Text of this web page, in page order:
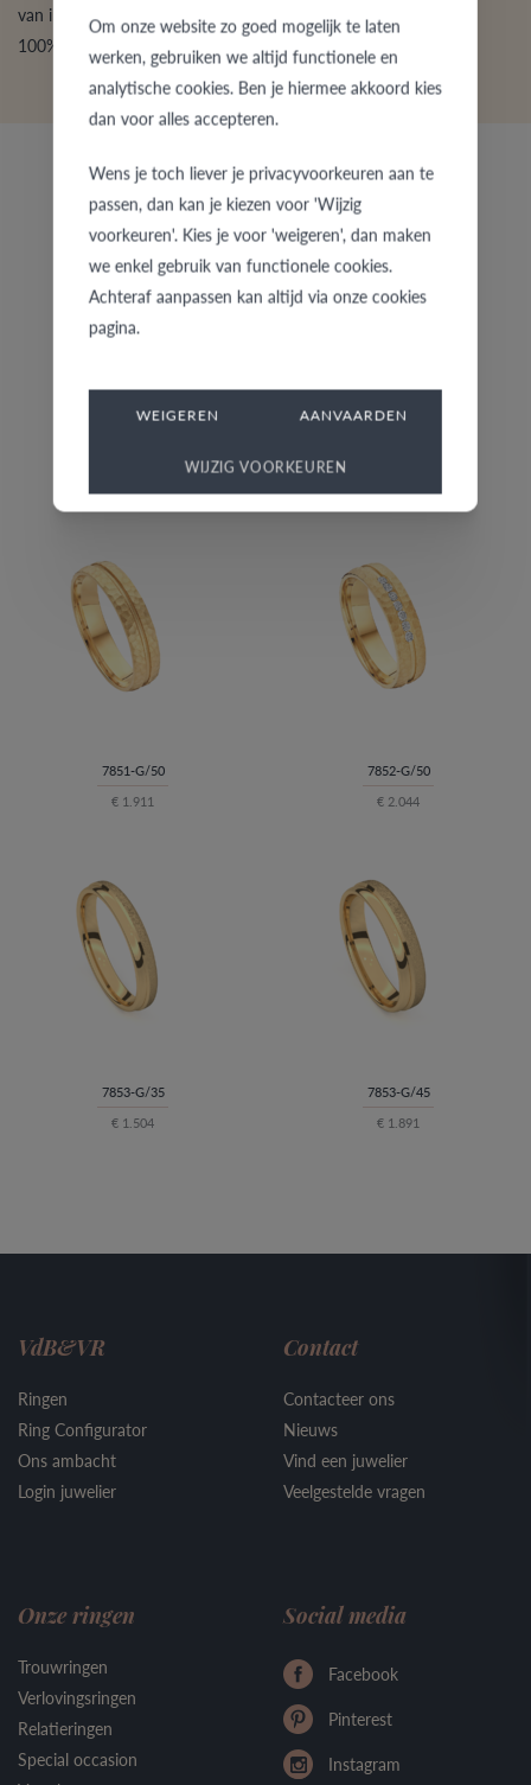
van innovatieve
productiemethoden en traditionele
100% Belgisch en écht een plezier om levenslang te dragen.
7851-G/50
€ 1.911
7852-G/50
€ 2.044
7853-G/35
€ 1.504
7853-G/45
€ 1.891
Om onze website zo goed mogelijk te laten
werken, gebruiken we altijd functionele en
analytische cookies. Ben je hiermee akkoord kies
dan voor alles accepteren.
Wens je toch liever je privacyvoorkeuren aan te
passen, dan kan je kiezen voor 'Wijzig
voorkeuren'. Kies je voor 'weigeren', dan maken
we enkel gebruik van functionele cookies.
Achteraf aanpassen kan altijd via onze cookies
pagina.
WEIGEREN AANVAARDEN
WIJZIG VOORKEUREN
VdB&VR
Ringen
Ring Configurator
Ons ambacht
Login juwelier
Contact
Contacteer ons
Nieuws
Vind een juwelier
Veelgestelde vragen
Onze ringen
Trouwringen
Verlovingsringen
Relatieringen
Special occasion
Social media
Facebook
Pinterest
Instagram